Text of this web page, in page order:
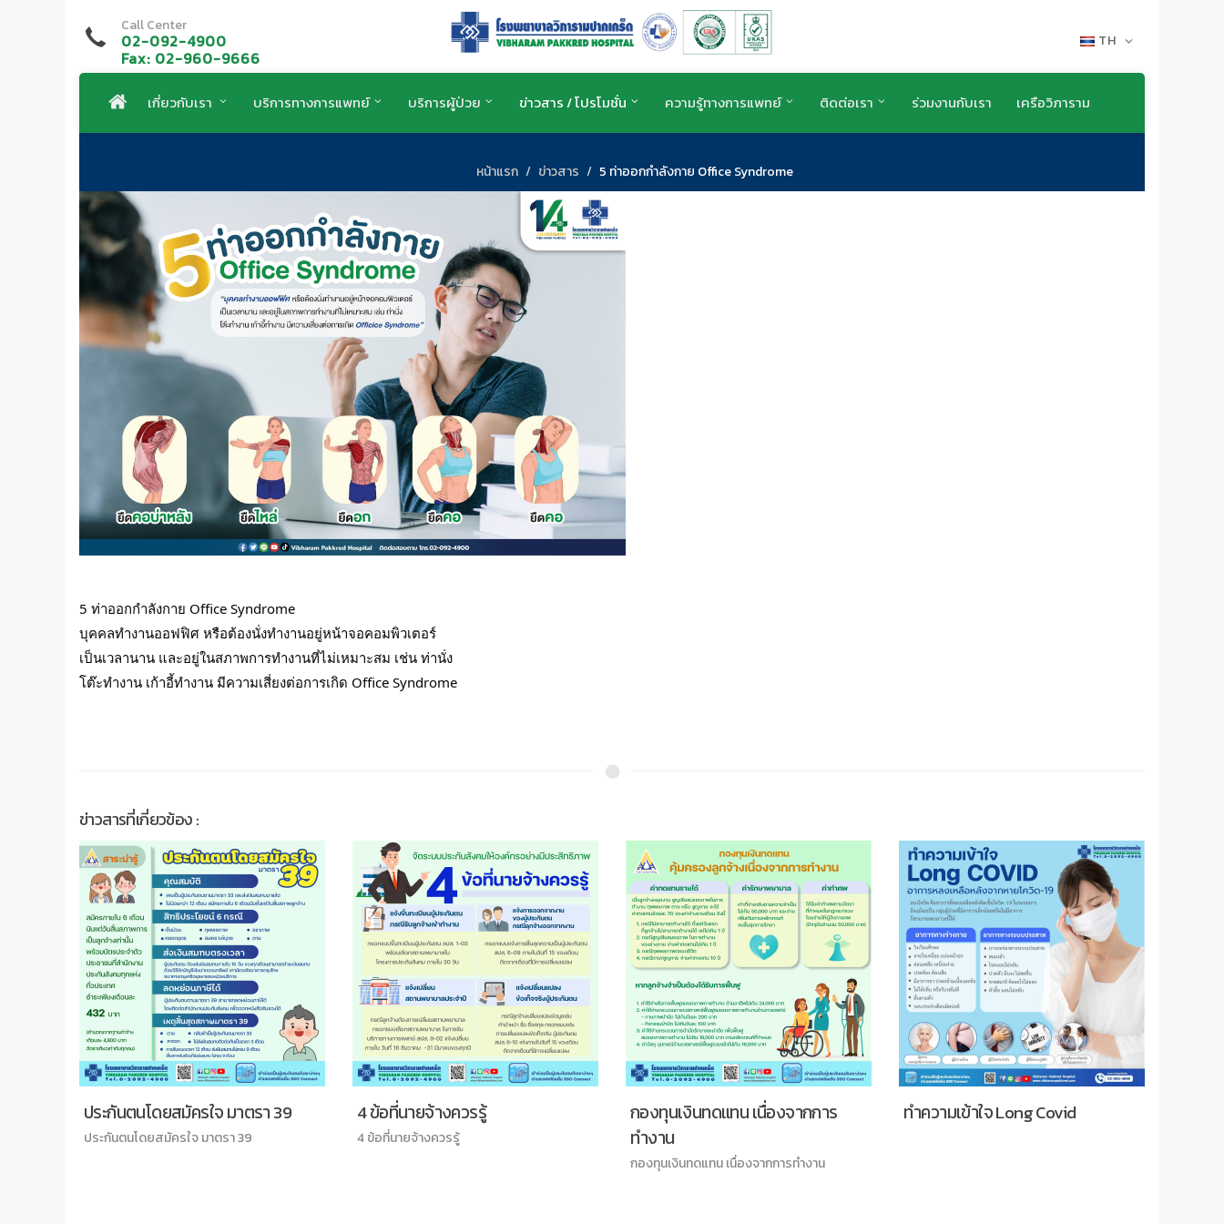
Call Center
02-092-4900
Fax: 02-960-9666
TH
เกี่ยวกับเรา บริการทางการแพทย์ บริการผู้ป่วย ข่าวสาร / โปรโมชั่น ความรู้ทางการแพทย์ ติดต่อเรา ร่วมงานกับเรา เครือวิภาราม
หน้าแรก ข่าวสาร 5 ท่าออกกำลังกาย Office Syndrome
5 ท่าออกกำลังกาย Office Syndrome
บุคคลทำงานออฟฟิศ หรือต้องนั่งทำงานอยู่หน้าจอคอมพิวเตอร์
เป็นเวลานาน และอยู่ในสภาพการทำงานที่ไม่เหมาะสม เช่น ท่านั่ง
โต๊ะทำงาน เก้าอี้ทำงาน มีความเสี่ยงต่อการเกิด Office Syndrome
ข่าวสารที่เกี่ยวข้อง :
ประกันตนโดยสมัครใจ มาตรา 39
ประกันตนโดยสมัครใจ มาตรา 39
4 ข้อที่นายจ้างควรรู้
4 ข้อที่นายจ้างควรรู้
กองทุนเงินทดแทน เนื่องจากการ
ทำงาน
กองทุนเงินทดแทน เนื่องจากการทำงาน
ทำความเข้าใจ Long Covid